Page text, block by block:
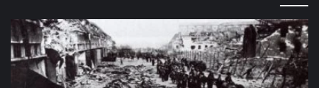
مذبحة
اللد..
القصة
الكاملة
لإحدى